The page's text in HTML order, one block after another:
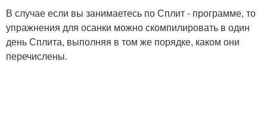
В случае если вы занимаетесь по Сплит - программе, то
упражнения для осанки можно скомпилировать в один
день Сплита, выполняя в том же порядке, каком они
перечислены.